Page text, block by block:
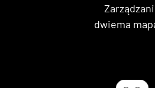
dwiema